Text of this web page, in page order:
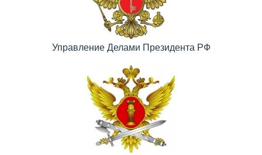
Управление Делами Президента РФ